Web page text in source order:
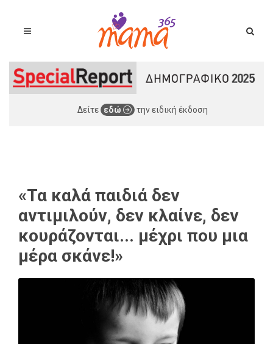
Δείτε εδώ την ειδική έκδοση
«Τα καλά παιδιά δεν
αντιμιλούν, δεν κλαίνε, δεν
κουράζονται... μέχρι που μια
μέρα σκάνε!»